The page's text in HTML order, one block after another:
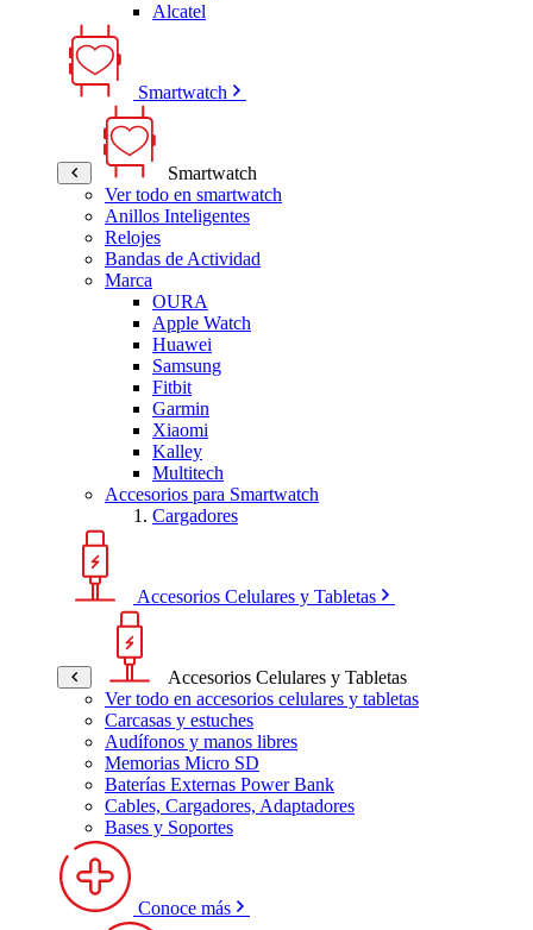
Alcatel
Smartwatch
Smartwatch
Ver todo en smartwatch
Anillos Inteligentes
Relojes
Bandas de Actividad
Marca
OURA
Apple Watch
Huawei
Samsung
Fitbit
Garmin
Xiaomi
Kalley
Multitech
Accesorios para Smartwatch
Cargadores
Accesorios Celulares y Tabletas
Accesorios Celulares y Tabletas
Ver todo en accesorios celulares y tabletas
Carcasas y estuches
Audífonos y manos libres
Memorias Micro SD
Baterías Externas Power Bank
Cables, Cargadores, Adaptadores
Bases y Soportes
Conoce más